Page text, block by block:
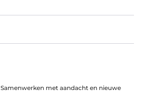
Samenwerken met aandacht en nieuwe